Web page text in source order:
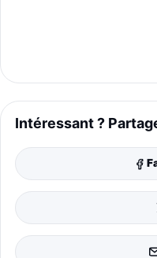
Intéressant ?